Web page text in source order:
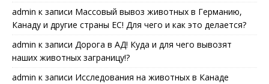
admin к записи Массовый вывоз животных в Германию,
Канаду и другие страны ЕС! Для чего и как это делается?
admin к записи Дорога в АД! Куда и для чего вывозят
наших животных заграницу!?
admin к записи Исследования на животных в Канаде